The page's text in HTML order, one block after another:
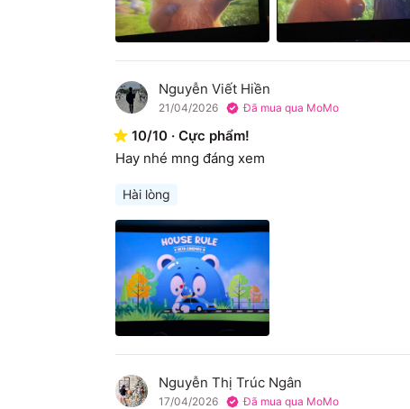
N Nguyễn Viết Hiền
21/04/2026 Đã mua qua MoMo
10/10 · Cực phẩm!
Hay nhé mng đáng xem
Hài lòng
N Nguyễn Thị Trúc Ngân
17/04/2026 Đã mua qua MoMo